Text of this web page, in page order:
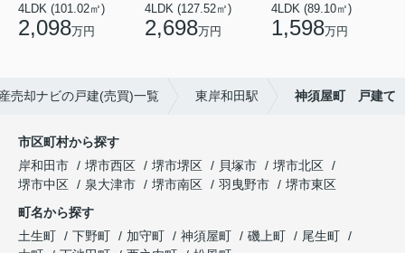
4LDK (101.02㎡)
2,098万円
4LDK (127.52㎡)
2,698万円
4LDK (89.10㎡)
1,598万円
売却ナビの戸建(売買)一覧 東岸和田駅 神須屋町 戸建て
市区町村から探す
岸和田市
堺市西区 堺市堺区 貝塚市
堺市北区
堺市中区
泉大津市 堺市南区 羽曳野市
堺市東区
町名から探す
土生町
下野町 加守町 神須屋町 磯上町
尾生町